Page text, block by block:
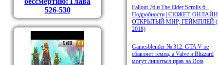
526-530
Fallout 76 и The Elder Scrolls 6 -
Подробности | СЮЖЕТ,
ОТКРЫТЫЙ МИР, ГЕЙМПЛЕЙ
2018)
Gamesblender № 312: GTA V не
сбавляет темпа, а Valve и Blizzard
могут лишиться прав на Dota